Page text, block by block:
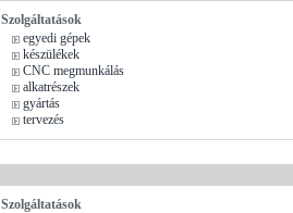
Szolgáltatások
egyedi gépek
készülékek
CNC megmunkálás
alkatrészek
gyártás
tervezés
Szolgáltatások